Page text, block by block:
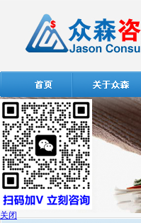
关闭